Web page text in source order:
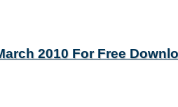
2010 For Free